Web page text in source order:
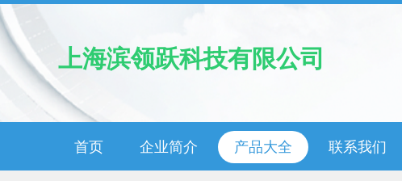
上海滨领跃科技有限公司
首页 企业简介 产品大全 联系我们